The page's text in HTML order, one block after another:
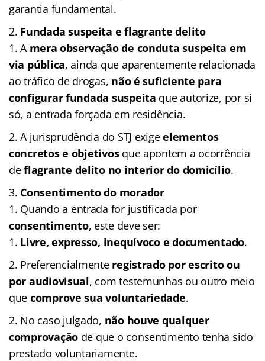
garantia fundamental.
Fundada suspeita e flagrante delito
A mera observação de conduta suspeita em
via pública, ainda que aparentemente relacionada
ao tráfico de drogas, não é suficiente para
configurar fundada suspeita que autorize, por si
só, a entrada forçada em residência.
A jurisprudência do STJ exigeelementos
concretos e objetivosque apontem a ocorrência
deflagrante delito no interior do domicílio.
Consentimento do morador
Quando a entrada for justificada por
consentimento, este deve ser:
Livre, expresso, inequívoco e documentado.
Preferencialmente registrado por escrito ou
por audiovisual, com testemunhas ou outro meio
que comprove sua voluntariedade.
No caso julgado, não houve qualquer
comprovação de que o consentimento tenha sido
prestado voluntariamente.